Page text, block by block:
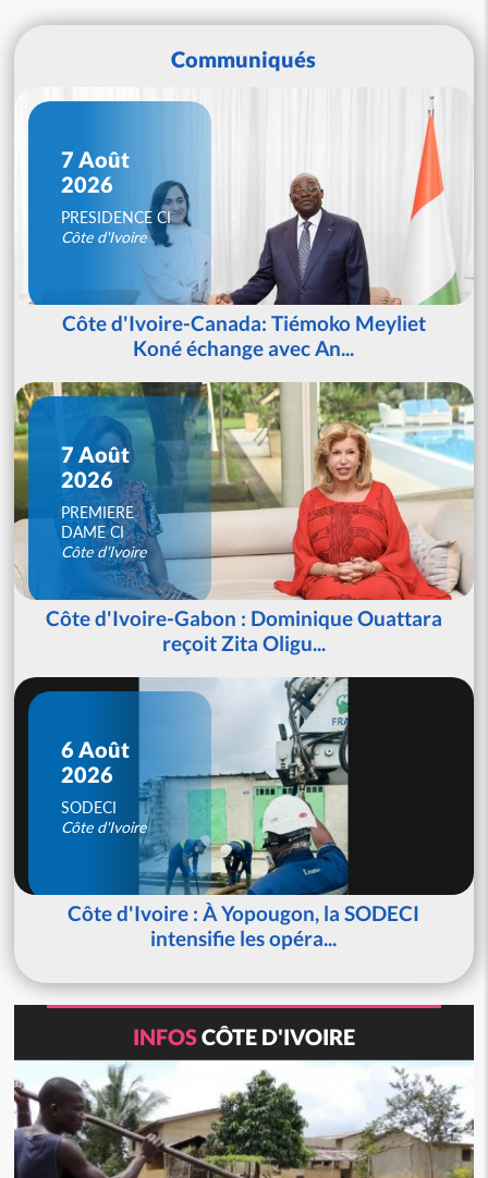
Communiqués
7 Août
2026
PRESIDENCE CI
Côte d'Ivoire
Côte d'Ivoire-Canada: Tiémoko Meyliet
Koné échange avec An...
7 Août
2026
PREMIERE
DAME CI
Côte d'Ivoire
Côte d'Ivoire-Gabon : Dominique Ouattara
reçoit Zita Oligu...
6 Août
2026
SODECI
Côte d'Ivoire
Côte d'Ivoire : À Yopougon, la SODECI
intensifie les opéra...
INFOSCÔTE D'IVOIRE